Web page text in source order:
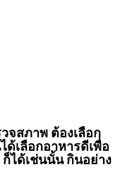
จสภาพ ต้องเลือก
เลือกอาหารดีเพื่อ
ได้เช่นนั้น กินอย่าง